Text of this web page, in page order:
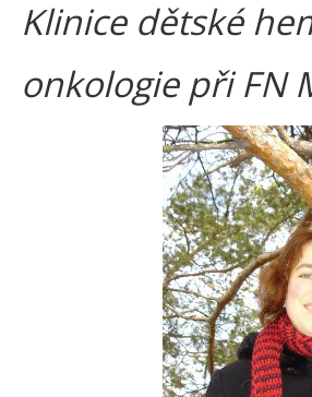
Klinice dětské
onkologie při FN